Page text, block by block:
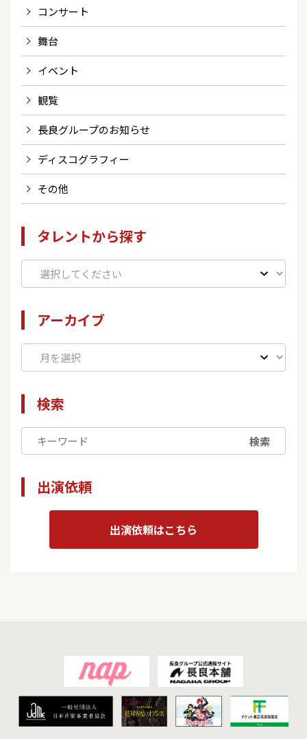
コンサート
舞台
イベント
観覧
長良グループのお知らせ
ディスコグラフィー
その他
タレントから探す
アーカイブ
検索
検索
出演依頼
出演依頼はこちら